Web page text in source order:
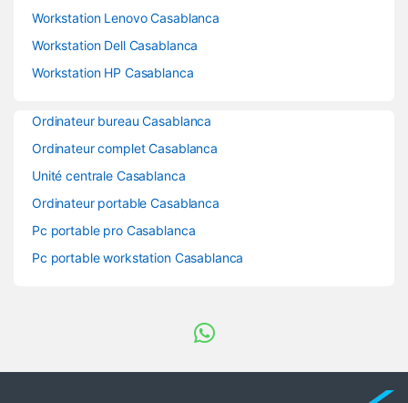
Workstation Lenovo Casablanca
Workstation Dell Casablanca
Workstation HP Casablanca
Ordinateur bureau Casablanca
Ordinateur complet Casablanca
Unité centrale Casablanca
Ordinateur portable Casablanca
Pc portable pro Casablanca
Pc portable workstation Casablanca